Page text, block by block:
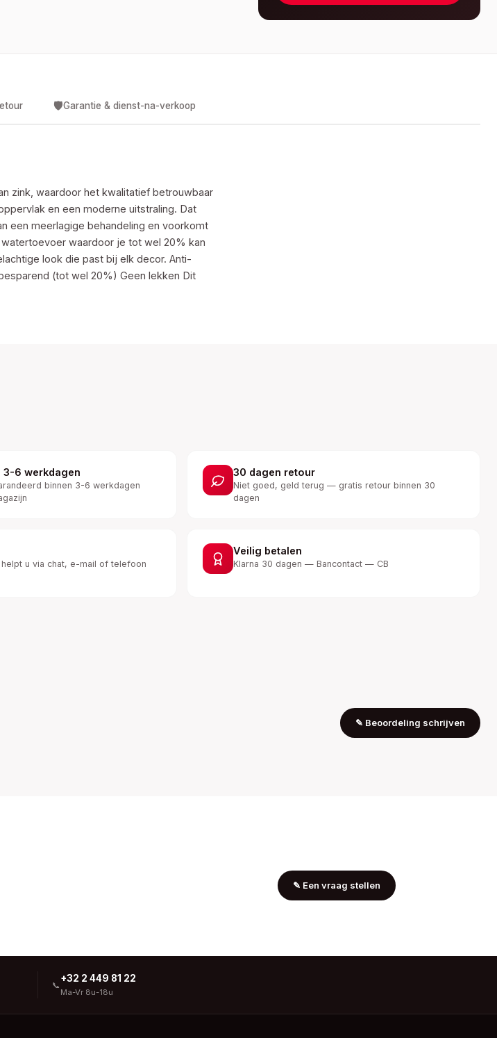
🛡️Garantie & dienst-na-verkoop
zink, waardoor het kwalitatief betrouwbaar
en een moderne uitstraling. Dat
een meerlagige behandeling en voorkomt
waardoor je tot wel 20% kan
look die past bij elk decor. Anti-
(tot wel 20%) Geen lekken Dit
6 werkdagen
binnen 3-6 werkdagen
30 dagen retour
Niet goed, geld terug — gratis retour binnen 30
dagen
u via chat, e-mail of telefoon
Veilig betalen
Klarna 30 dagen — Bancontact — CB
✎ Beoordeling schrijven
✎ Een vraag stellen
📞
+32 2 449 81 22
Ma-Vr 8u-18u